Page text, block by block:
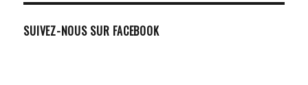
SUIVEZ-NOUS SUR FACEBOOK